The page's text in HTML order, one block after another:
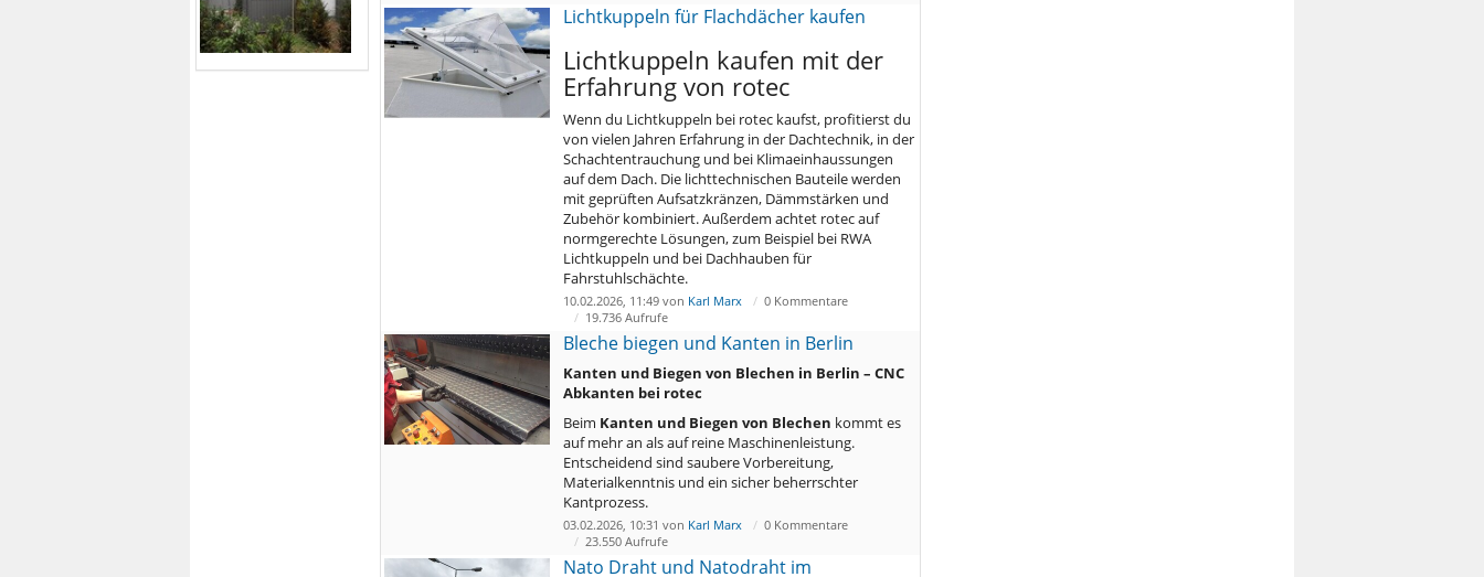
Lichtkuppeln für Flachdächer kaufen
Lichtkuppeln kaufen mit der
Erfahrung von rotec
Wenn du Lichtkuppeln bei rotec kaufst, profitierst du
von vielen Jahren Erfahrung in der Dachtechnik, in der
Schachtentrauchung und bei Klimaeinhaussungen
auf dem Dach. Die lichttechnischen Bauteile werden
mit geprüften Aufsatzkränzen, Dämmstärken und
Zubehör kombiniert. Außerdem achtet rotec auf
normgerechte Lösungen, zum Beispiel bei RWA
Lichtkuppeln und bei Dachhauben für
Fahrstuhlschächte.
10.02.2026, 11:49 von Karl Marx
0 Kommentare
19.736 Aufrufe
Bleche biegen und Kanten in Berlin
Kanten und Biegen von Blechen in Berlin – CNC
Abkanten bei rotec
Beim Kanten und Biegen von Blechen kommt es
auf mehr an als auf reine Maschinenleistung.
Entscheidend sind saubere Vorbereitung,
Materialkenntnis und ein sicher beherrschter
Kantprozess.
03.02.2026, 10:31 von Karl Marx
0 Kommentare
23.550 Aufrufe
Nato Draht und Natodraht im